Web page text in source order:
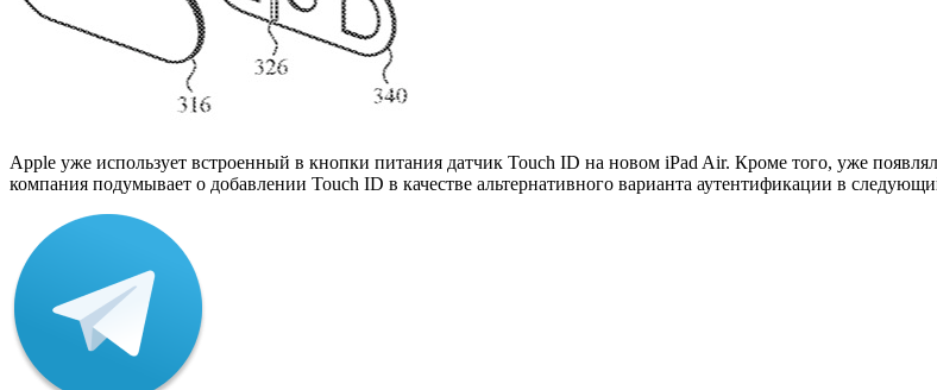
Apple уже использует встроенный в кнопки питания датчик Touch ID на новом iPad Air. Кроме того, уже
компания подумывает о добавлении Touch ID в качестве альтернативного варианта аутентификации в